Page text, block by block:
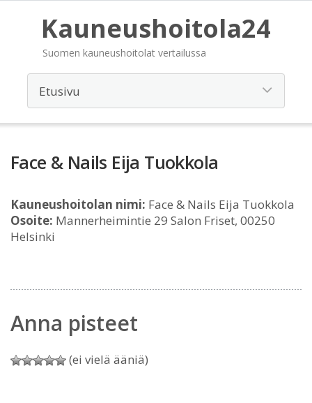
Kauneushoitola24
Suomen kauneushoitolat vertailussa
Face & Nails Eija Tuokkola
Kauneushoitolan nimi: Face & Nails Eija Tuokkola
Osoite: Mannerheimintie 29 Salon Friset, 00250
Helsinki
Anna pisteet
(ei vielä ääniä)